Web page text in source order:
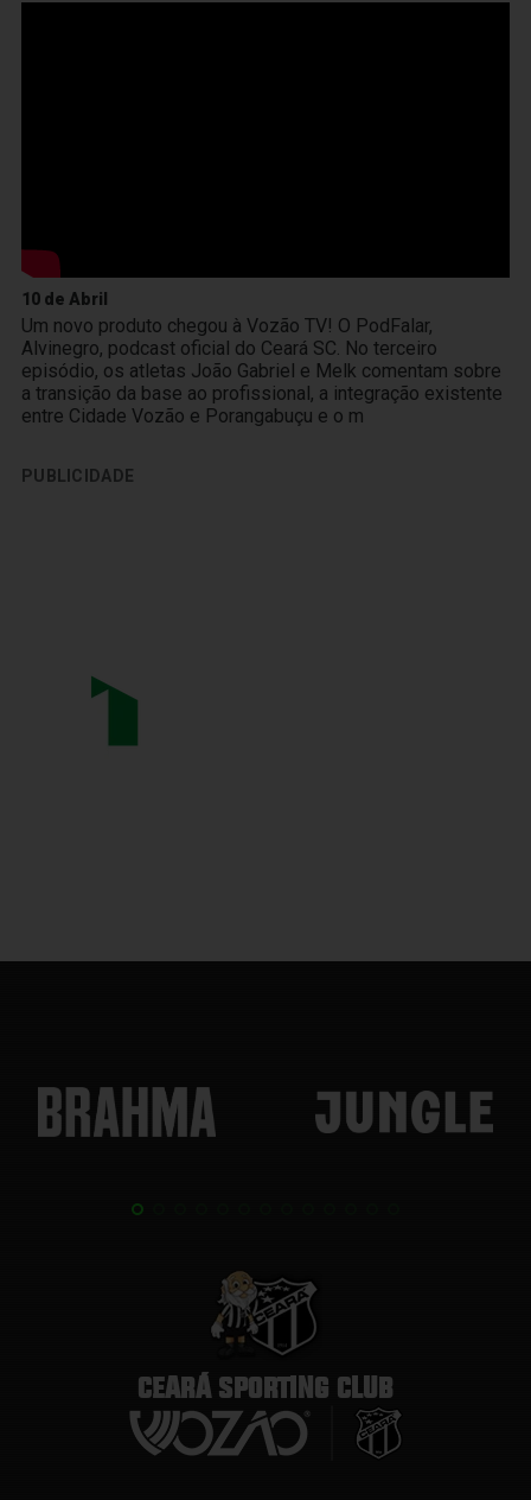
10 de Abril
Um novo produto chegou à Vozão TV! O PodFalar,
Alvinegro, podcast oficial do Ceará SC. No terceiro
episódio, os atletas João Gabriel e Melk comentam sobre
a transição da base ao profissional, a integração existente
entre Cidade Vozão e Porangabuçu e o m
PUBLICIDADE
CEARÁ SPORTING CLUB